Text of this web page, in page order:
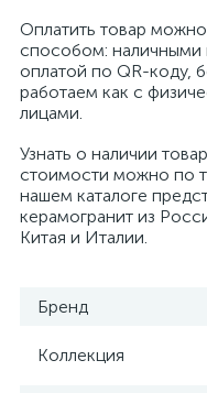
Оплатить товар
способом: наличными
оплатой по QR-коду,
работаем как с
лицами.
Узнать о наличии
стоимости можно по
нашем каталоге
керамогранит из
Китая и Италии.
Бренд
Коллекция